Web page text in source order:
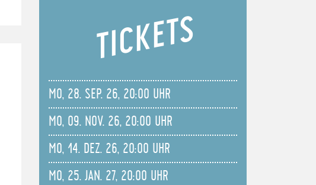
TICKETS
MO, 28. SEP. 26, 20:00 UHR
MO, 09. NOV. 26, 20:00 UHR
MO, 14. DEZ. 26, 20:00 UHR
MO, 25. JAN. 27, 20:00 UHR